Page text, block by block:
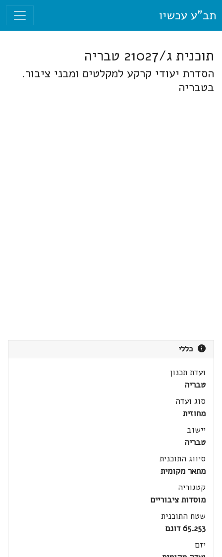
תב"ע עכשיו
תוכנית ג/21027 טבריה
הסדרת יעודי קרקע למקלטים ומבני ציבור.
בטבריה
כללי
ועדת תכנון
טבריה
סוג ועדה
מחוזית
יישוב
טבריה
סיווג התוכנית
מתאר מקומית
קטגוריה
מוסדות ציבוריים
שטח התוכנית
65.253 דונם
יזם